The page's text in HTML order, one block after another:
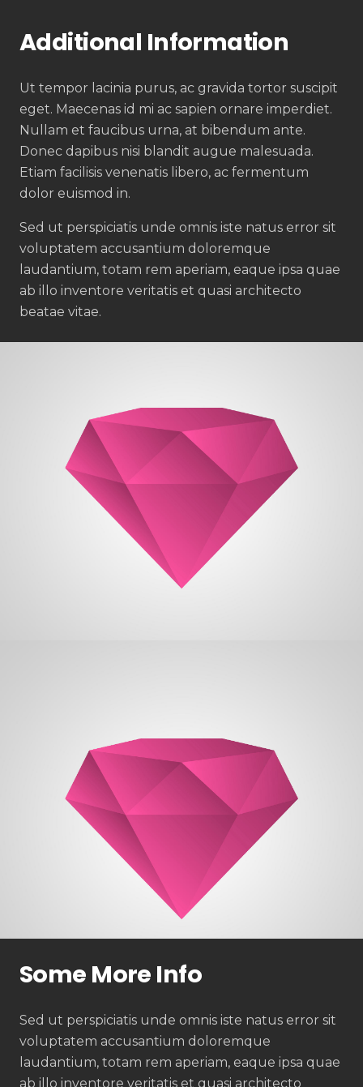
Additional Information
Ut tempor lacinia purus, ac gravida tortor suscipit
eget. Maecenas id mi ac sapien ornare imperdiet.
Nullam et faucibus urna, at bibendum ante.
Donec dapibus nisi blandit augue malesuada.
Etiam facilisis venenatis libero, ac fermentum
dolor euismod in.
Sed ut perspiciatis unde omnis iste natus error sit
voluptatem accusantium doloremque
laudantium, totam rem aperiam, eaque ipsa quae
ab illo inventore veritatis et quasi architecto
beatae vitae.
Some More Info
Sed ut perspiciatis unde omnis iste natus error sit
voluptatem accusantium doloremque
laudantium, totam rem aperiam, eaque ipsa quae
ab illo inventore veritatis et quasi architecto